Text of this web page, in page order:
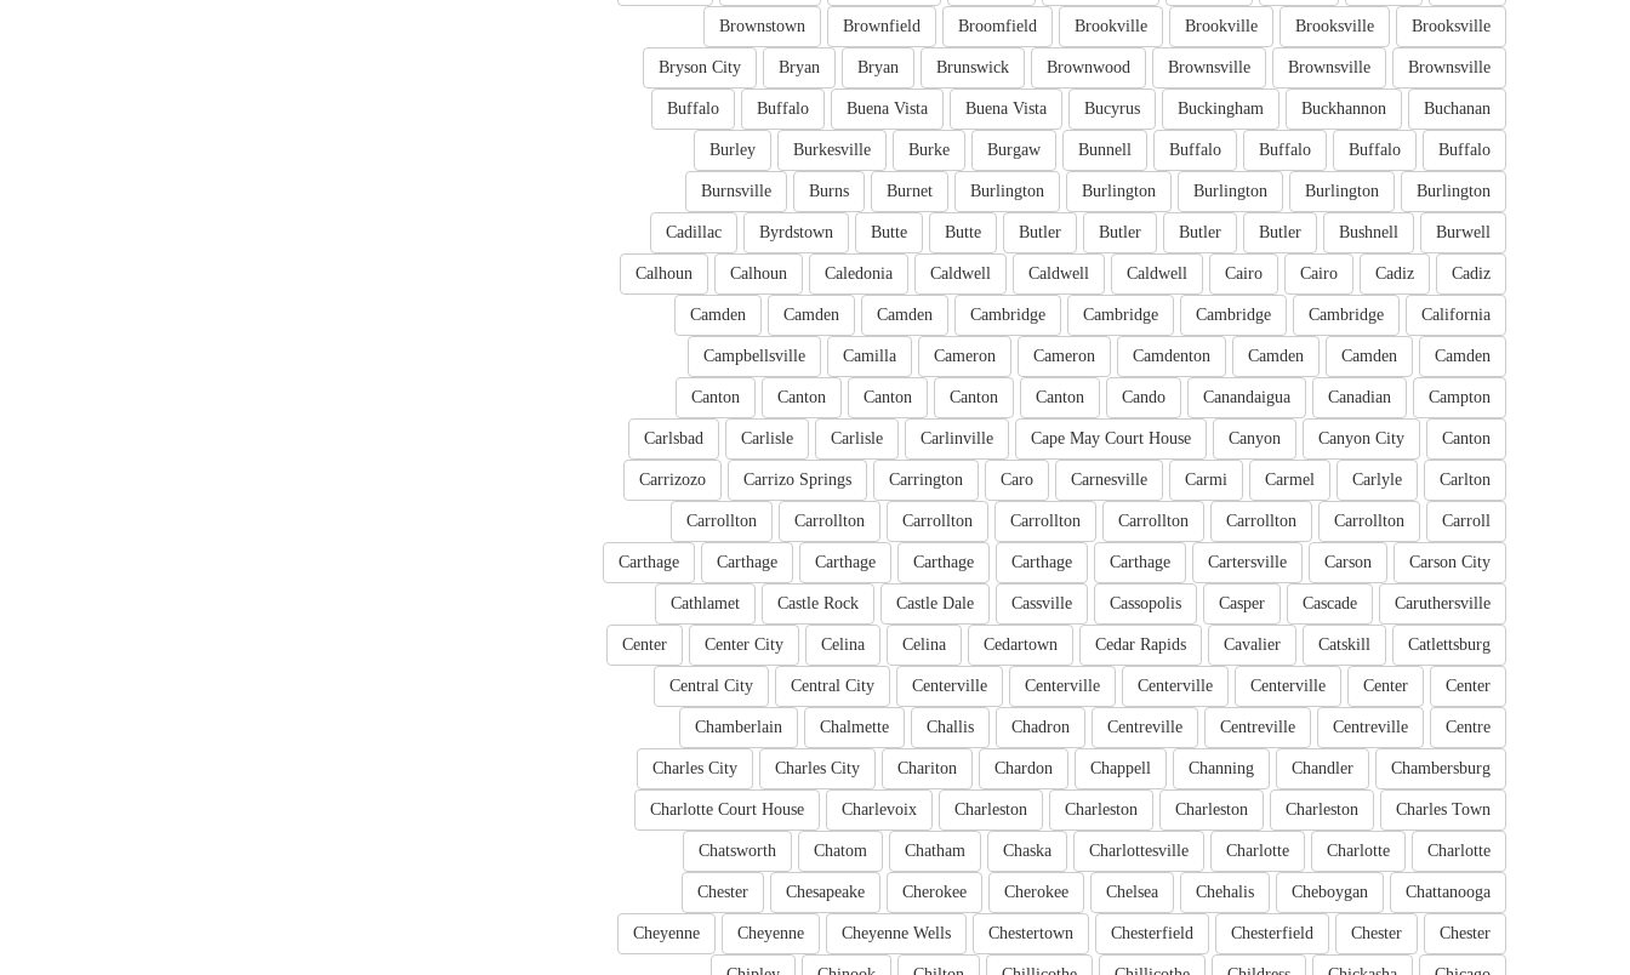
Brooksville
Brooksville
Brookville
Brookville
Broomfield
Brownfield
Brownstown
Brownsville
Brownsville
Brownsville
Brownwood
Brunswick
Bryan
Bryan
Bryson City
Buchanan
Buckhannon
Buckingham
Bucyrus
Buena Vista
Buena Vista
Buffalo
Buffalo
Buffalo
Buffalo
Buffalo
Buffalo
Bunnell
Burgaw
Burke
Burkesville
Burley
Burlington
Burlington
Burlington
Burlington
Burlington
Burnet
Burns
Burnsville
Burwell
Bushnell
Butler
Butler
Butler
Butler
Butte
Butte
Byrdstown
Cadillac
Cadiz
Cadiz
Cairo
Cairo
Caldwell
Caldwell
Caldwell
Caledonia
Calhoun
Calhoun
California
Cambridge
Cambridge
Cambridge
Cambridge
Camden
Camden
Camden
Camden
Camden
Camden
Camdenton
Cameron
Cameron
Camilla
Campbellsville
Campton
Canadian
Canandaigua
Cando
Canton
Canton
Canton
Canton
Canton
Canton
Canyon City
Canyon
Cape May Court House
Carlinville
Carlisle
Carlisle
Carlsbad
Carlton
Carlyle
Carmel
Carmi
Carnesville
Caro
Carrington
Carrizo Springs
Carrizozo
Carroll
Carrollton
Carrollton
Carrollton
Carrollton
Carrollton
Carrollton
Carrollton
Carson City
Carson
Cartersville
Carthage
Carthage
Carthage
Carthage
Carthage
Carthage
Caruthersville
Cascade
Casper
Cassopolis
Cassville
Castle Dale
Castle Rock
Cathlamet
Catlettsburg
Catskill
Cavalier
Cedar Rapids
Cedartown
Celina
Celina
Center City
Center
Center
Center
Centerville
Centerville
Centerville
Centerville
Central City
Central City
Centre
Centreville
Centreville
Centreville
Chadron
Challis
Chalmette
Chamberlain
Chambersburg
Chandler
Channing
Chappell
Chardon
Chariton
Charles City
Charles City
Charles Town
Charleston
Charleston
Charleston
Charleston
Charlevoix
Charlotte Court House
Charlotte
Charlotte
Charlotte
Charlottesville
Chaska
Chatham
Chatom
Chatsworth
Chattanooga
Cheboygan
Chehalis
Chelsea
Cherokee
Cherokee
Chesapeake
Chester
Chester
Chester
Chesterfield
Chesterfield
Chestertown
Cheyenne Wells
Cheyenne
Cheyenne